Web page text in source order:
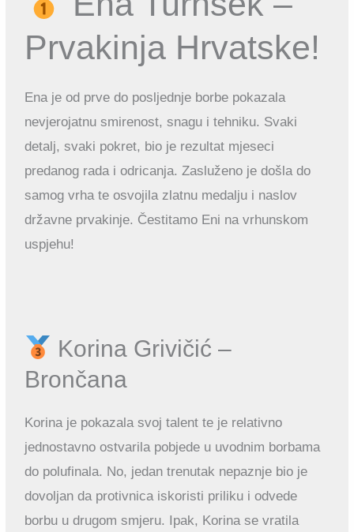
Prvakinja Hrvatske!
Ena je od prve do posljednje borbe pokazala
nevjerojatnu smirenost, snagu i tehniku. Svaki
detalj, svaki pokret, bio je rezultat mjeseci
predanog rada i odricanja. Zasluženo je došla do
samog vrha te osvojila zlatnu medalju i naslov
državne prvakinje. Čestitamo Eni na vrhunskom
uspjehu!
Korina Grivičić –
Brončana
Korina je pokazala svoj talent te je relativno
jednostavno ostvarila pobjede u uvodnim borbama
do polufinala. No, jedan trenutak nepaznje bio je
dovoljan da protivnica iskoristi priliku i odvede
borbu u drugom smjeru. Ipak, Korina se vratila